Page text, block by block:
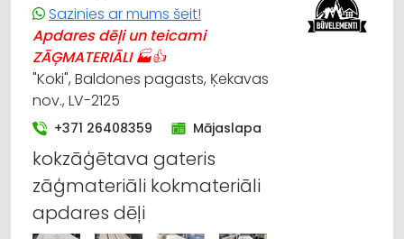
MĒBEĻU RAŽOŠANA, MĒBEĻU SAGATAVES
Sazinies ar mums šeit!
Apdares dēļi un teicami
ZĀĢMATERIĀLI 🏭👍
"Koki", Baldones pagasts, Ķekavas
nov., LV-2125
+371 26408359 Mājaslapa
kokzāģētava gateris
zāģmateriāli kokmateriāli
apdares dēļi